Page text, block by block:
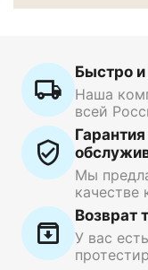
Быстро и
Наша
всей
Мы
Возврат
У вас